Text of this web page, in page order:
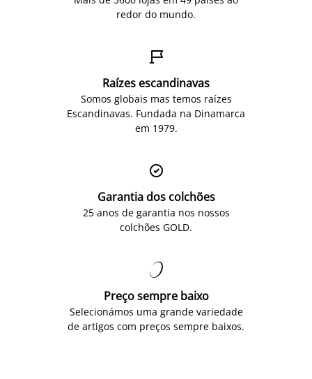
redor do mundo.

Raízes escandinavas
Somos globais mas temos raízes
Escandinavas. Fundada na Dinamarca
em 1979.

Garantia dos colchões
25 anos de garantia nos nossos
colchões GOLD.

Preço sempre baixo
Selecionámos uma grande variedade
de artigos com preços sempre baixos.